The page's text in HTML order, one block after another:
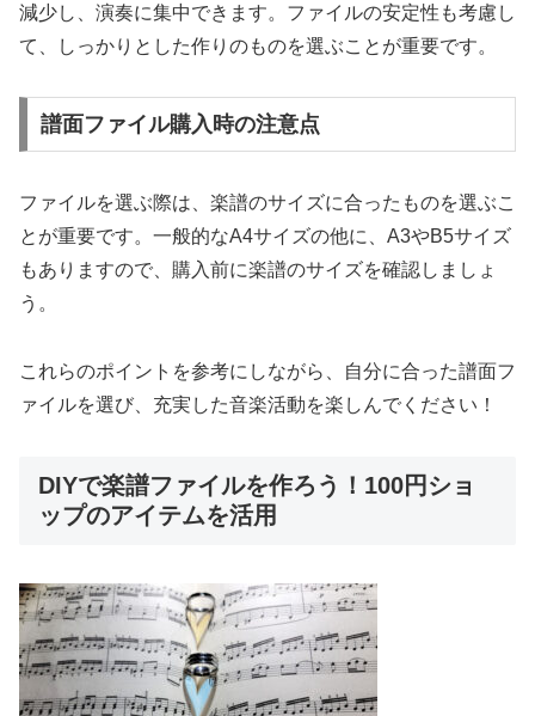
減少し、演奏に集中できます。ファイルの安定性も考慮し
て、しっかりとした作りのものを選ぶことが重要です。
譜面ファイル購入時の注意点
ファイルを選ぶ際は、楽譜のサイズに合ったものを選ぶこ
とが重要です。一般的なA4サイズの他に、A3やB5サイズ
もありますので、購入前に楽譜のサイズを確認しましょ
う。
これらのポイントを参考にしながら、自分に合った譜面フ
ァイルを選び、充実した音楽活動を楽しんでください！
DIYで楽譜ファイルを作ろう！100円ショ
ップのアイテムを活用